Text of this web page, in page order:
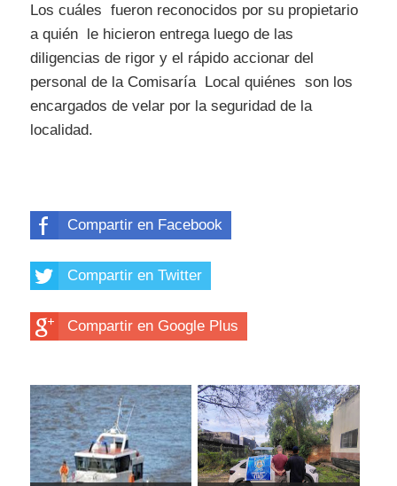
Los cuáles fueron reconocidos por su propietario
a quién le hicieron entrega luego de las
diligencias de rigor y el rápido accionar del
personal de la Comisaría Local quiénes son los
encargados de velar por la seguridad de la
localidad.
Compartir en Facebook
Compartir en Twitter
Compartir en Google Plus